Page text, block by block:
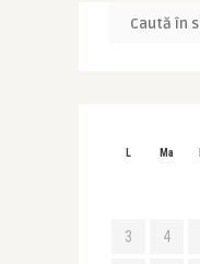
L Ma
3 4